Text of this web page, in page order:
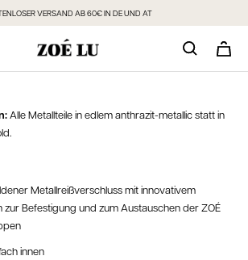
VERSAND AB 60€ IN DE UND AT
Alle Metallteile in edlem anthrazit-metallic statt in
Metallreißverschluss mit innovativem
Befestigung und zum Austauschen der ZOÉ
innen